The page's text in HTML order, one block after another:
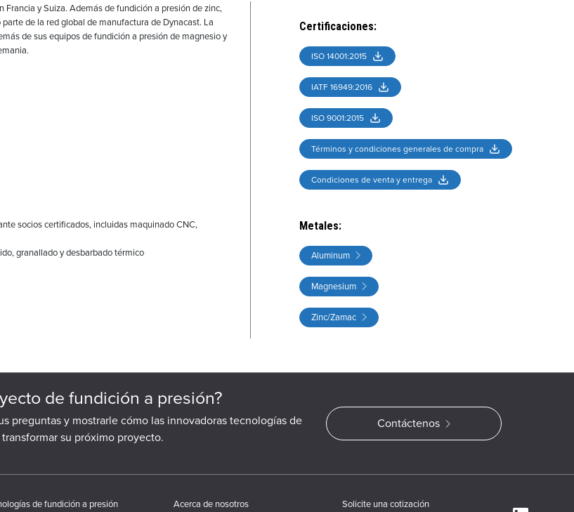
y Suiza. Además de fundición a presión de zinc,
de la red global de manufactura de Dynacast. La
de sus equipos de fundición a presión de magnesio y
socios certificados, incluidas maquinado CNC,
granallado y desbarbado térmico
Certificaciones:
ISO 14001:2015
IATF 16949:2016
ISO 9001:2015
Términos y condiciones generales de compra
Condiciones de venta y entrega
Metales:
Aluminum
Magnesium
Zinc/Zamac
de fundición a presión?
preguntas y mostrarle cómo las innovadoras tecnologías de
su próximo proyecto.
Contáctenos
de fundición a presión
Acerca de nosotros
Solicite una cotización